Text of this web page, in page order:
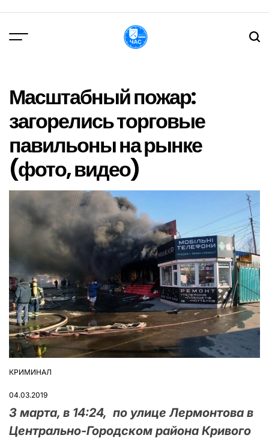
вмісту
Масштабный пожар:
загорелись торговые
павильоны на рынке
(фото, видео)
ОПУБЛІКУВАТИ
КРИМИНАЛ
04.03.2019
3 марта, в 14:24, по улице Лермонтова в
Центрально-Городском района Кривого